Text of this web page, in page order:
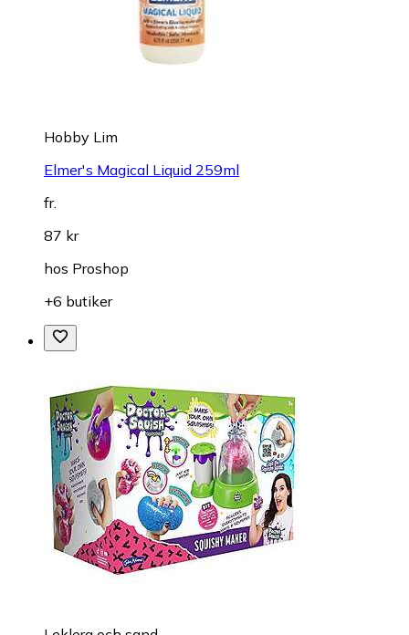
Hobby Lim
Elmer's Magical Liquid 259ml
fr.
87 kr
hos Proshop
+6 butiker